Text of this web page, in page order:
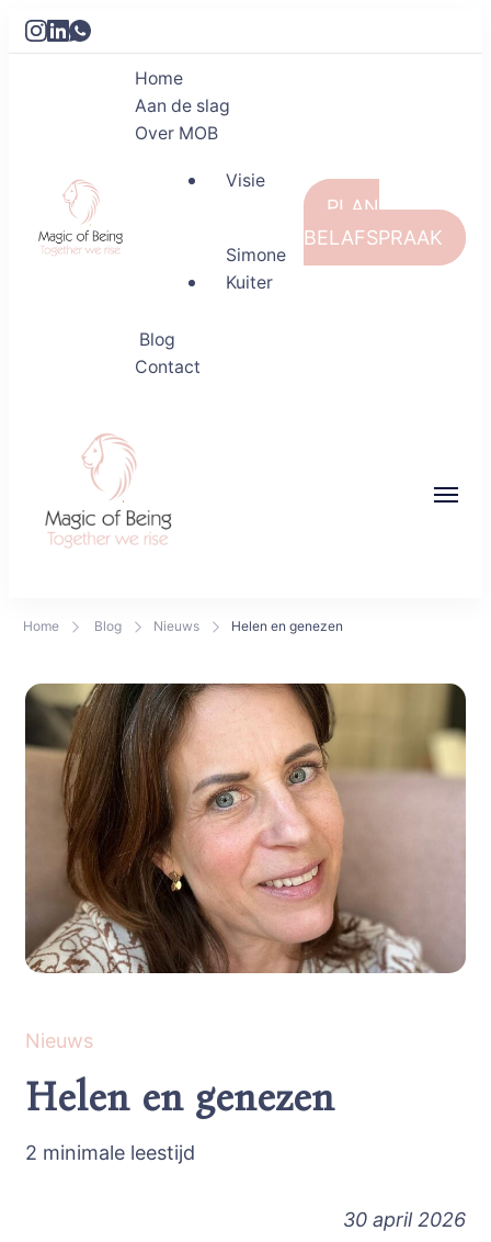
Magic of Being
Home
Aan de slag
Over MOB
Visie
Simone
Kuiter
Blog
Contact
PLAN
BELAFSPRAAK
Home Blog Nieuws Helen en genezen
Nieuws
Helen en genezen
2 minimale leestijd
30 april 2026